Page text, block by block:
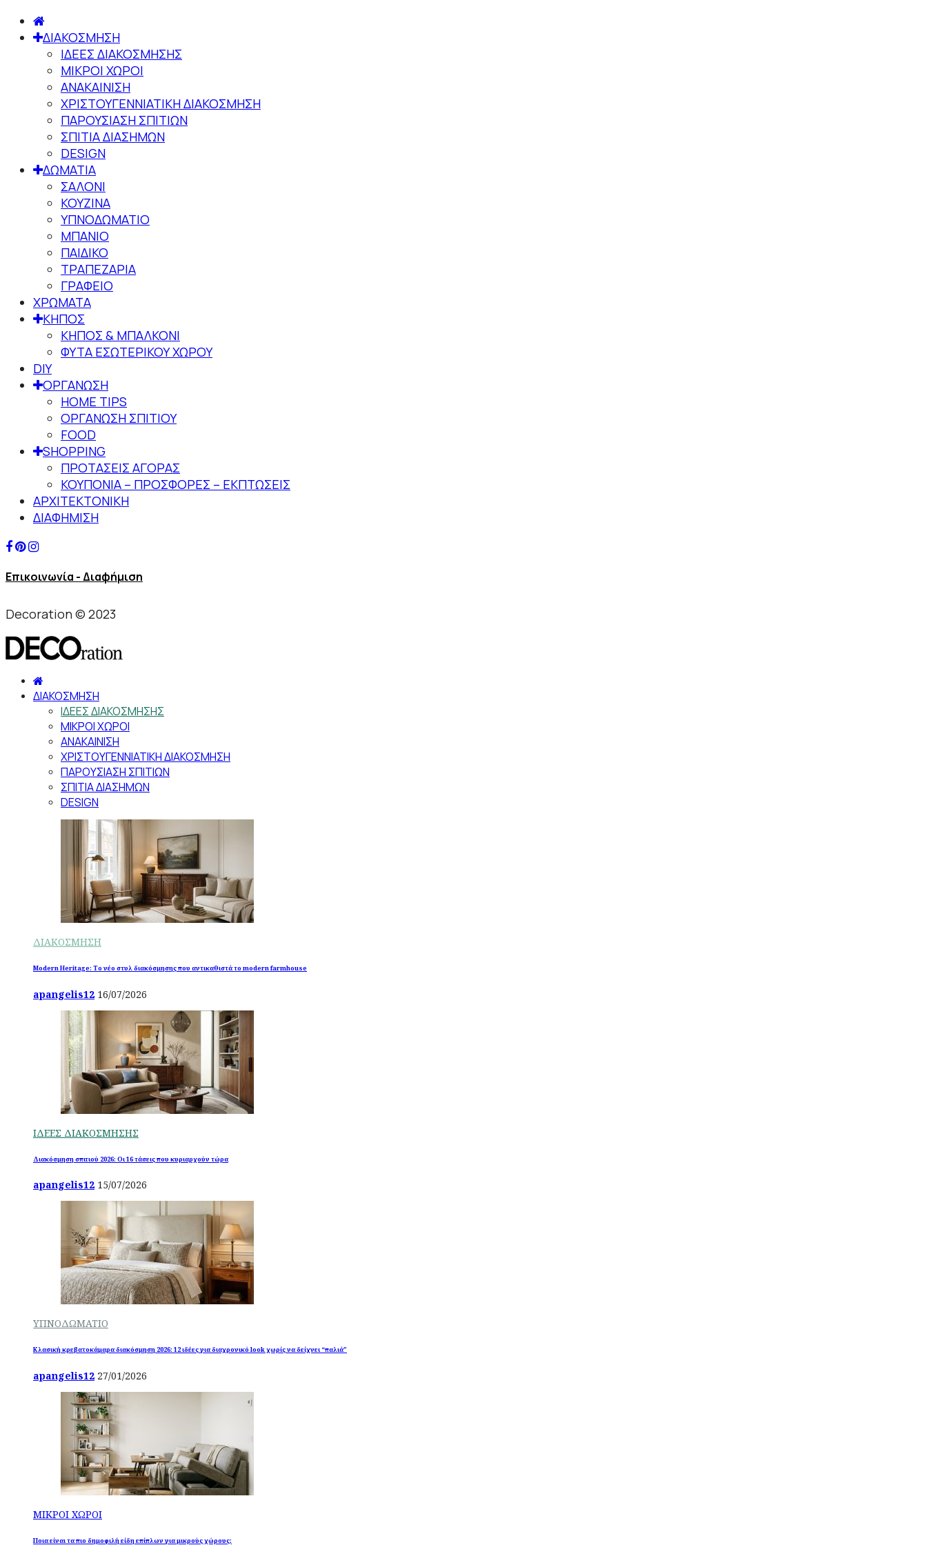
ΔΙΑΚΟΣΜΗΣΗ
ΙΔΕΕΣ ΔΙΑΚΟΣΜΗΣΗΣ
ΜΙΚΡΟΙ ΧΩΡΟΙ
ΑΝΑΚΑΙΝΙΣΗ
ΧΡΙΣΤΟΥΓΕΝΝΙΑΤΙΚΗ ΔΙΑΚΟΣΜΗΣΗ
ΠΑΡΟΥΣΙΑΣΗ ΣΠΙΤΙΩΝ
ΣΠΙΤΙΑ ΔΙΑΣΗΜΩΝ
DESIGN
ΔΩΜΑΤΙΑ
ΣΑΛΟΝΙ
ΚΟΥΖΙΝΑ
ΥΠΝΟΔΩΜΑΤΙΟ
ΜΠΑΝΙΟ
ΠΑΙΔΙΚΟ
ΤΡΑΠΕΖΑΡΙΑ
ΓΡΑΦΕΙΟ
ΧΡΩΜΑΤΑ
ΚΗΠΟΣ
ΚΗΠΟΣ & ΜΠΑΛΚΟΝΙ
ΦΥΤΑ ΕΣΩΤΕΡΙΚΟΥ ΧΩΡΟΥ
DIY
ΟΡΓΑΝΩΣΗ
HOME TIPS
ΟΡΓΑΝΩΣΗ ΣΠΙΤΙΟΥ
FOOD
SHOPPING
ΠΡΟΤΑΣΕΙΣ ΑΓΟΡΑΣ
ΚΟΥΠΟΝΙΑ – ΠΡΟΣΦΟΡΕΣ – ΕΚΠΤΩΣΕΙΣ
ΑΡΧΙΤΕΚΤΟΝΙΚΗ
ΔΙΑΦΗΜΙΣΗ
Επικοινωνία - Διαφήμιση
Decoration © 2023
ΔΙΑΚΟΣΜΗΣΗ
ΙΔΕΕΣ ΔΙΑΚΟΣΜΗΣΗΣ
ΜΙΚΡΟΙ ΧΩΡΟΙ
ΑΝΑΚΑΙΝΙΣΗ
ΧΡΙΣΤΟΥΓΕΝΝΙΑΤΙΚΗ ΔΙΑΚΟΣΜΗΣΗ
ΠΑΡΟΥΣΙΑΣΗ ΣΠΙΤΙΩΝ
ΣΠΙΤΙΑ ΔΙΑΣΗΜΩΝ
DESIGN
ΔΙΑΚΟΣΜΗΣΗ
Modern Heritage: Το νέο στυλ διακόσμησης που αντικαθιστά το modern farmhouse
apangelis12 16/07/2026
ΙΔΕΕΣ ΔΙΑΚΟΣΜΗΣΗΣ
Διακόσμηση σπιτιού 2026: Οι 16 τάσεις που κυριαρχούν τώρα
apangelis12 15/07/2026
ΥΠΝΟΔΩΜΑΤΙΟ
Κλασική κρεβατοκάμαρα διακόσμηση 2026: 12 ιδέες για διαχρονικό look χωρίς να δείχνει “παλιά”
apangelis12 27/01/2026
ΜΙΚΡΟΙ ΧΩΡΟΙ
Ποια είναι τα πιο δημοφιλή είδη επίπλων για μικρούς χώρους;